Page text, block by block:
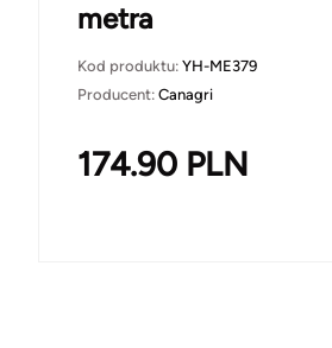
metra
Kod produktu: YH-ME379
Producent: Canagri
174.90 PLN